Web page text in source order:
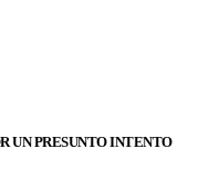
UN PRESUNTO INTENTO